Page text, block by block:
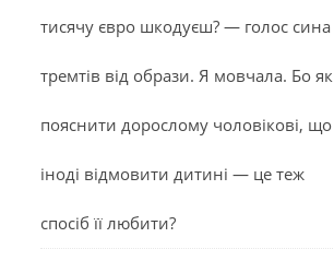
тисячу євро шкодуєш? — голос сина
тремтів від образи. Я мовчала. Бо як
пояснити дорослому чоловікові, що
іноді відмовити дитині — це теж
спосіб її любити?